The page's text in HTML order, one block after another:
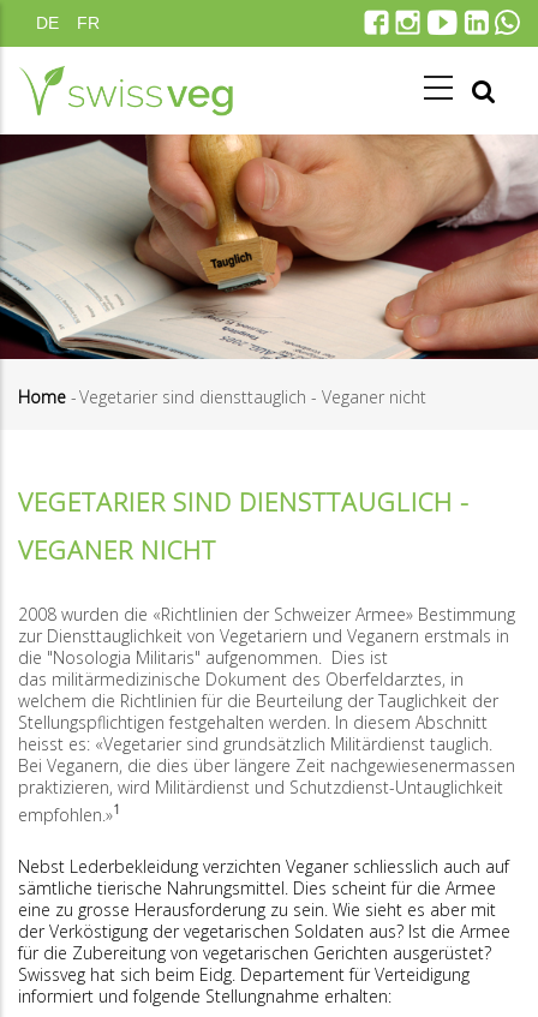
Salta
al
contenuto
principale
DE FR
pane
Home -Vegetarier sind diensttauglich - Veganer nicht
VEGETARIER SIND DIENSTTAUGLICH -
VEGANER NICHT
2008 wurden die «Richtlinien der Schweizer Armee» Bestimmung
zur Diensttauglichkeit von Vegetariern und Veganern erstmals in
die "Nosologia Militaris" aufgenommen. Dies ist
das militärmedizinische Dokument des Oberfeldarztes, in
welchem die Richtlinien für die Beurteilung der Tauglichkeit der
Stellungspflichtigen festgehalten werden. In diesem Abschnitt
heisst es: «Vegetarier sind grundsätzlich Militärdienst tauglich.
Bei Veganern, die dies über längere Zeit nachgewiesenermassen
praktizieren, wird Militärdienst und Schutzdienst-Untauglichkeit
empfohlen.»1
Nebst Lederbekleidung verzichten Veganer schliesslich auch auf
sämtliche tierische Nahrungsmittel. Dies scheint für die Armee
eine zu grosse Herausforderung zu sein. Wie sieht es aber mit
der Verköstigung der vegetarischen Soldaten aus? Ist die Armee
für die Zubereitung von vegetarischen Gerichten ausgerüstet?
Swissveg hat sich beim Eidg. Departement für Verteidigung
informiert und folgende Stellungnahme erhalten: